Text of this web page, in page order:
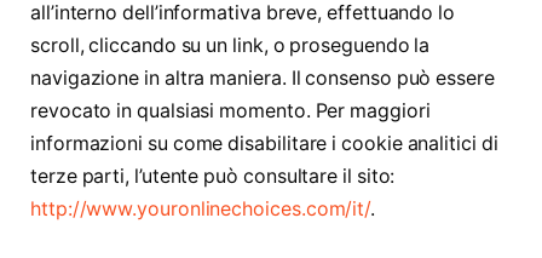
all’interno dell’informativa breve, effettuando lo
scroll, cliccando su un link, o proseguendo la
navigazione in altra maniera. Il consenso può essere
revocato in qualsiasi momento. Per maggiori
informazioni su come disabilitare i cookie analitici di
terze parti, l’utente può consultare il sito:
http://www.youronlinechoices.com/it/.